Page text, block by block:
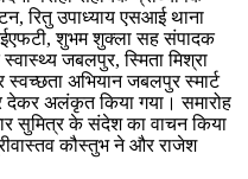
रितु उपाध्याय एसआई थाना
शुभम शुक्ला सह संपादक
जबलपुर, स्मिता मिश्रा
अभियान जबलपुर स्मार्ट
अलंकृत किया गया। समारोह
सुमित्र के संदेश का वाचन किया
कौस्तुभ ने और राजेश